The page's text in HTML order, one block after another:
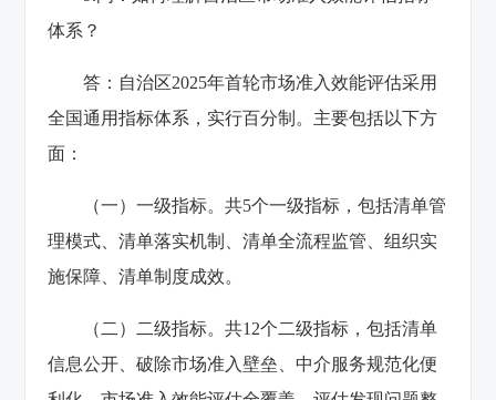
体系？
答：自治区2025年首轮市场准入效能评估采用
全国通用指标体系，实行百分制。主要包括以下方
面：
（一）一级指标。共5个一级指标，包括清单管
理模式、清单落实机制、清单全流程监管、组织实
施保障、清单制度成效。
（二）二级指标。共12个二级指标，包括清单
信息公开、破除市场准入壁垒、中介服务规范化便